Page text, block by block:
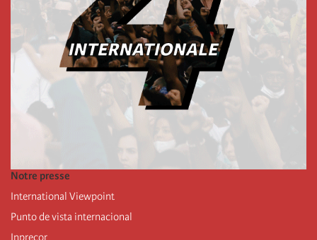
Notre presse
International Viewpoint
Punto de vista internacional
Inprecor